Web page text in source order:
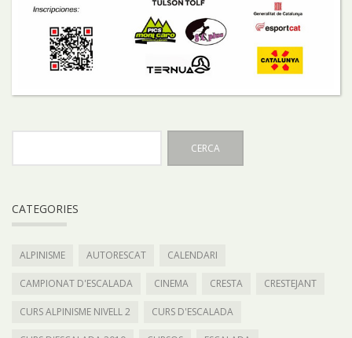
CATEGORIES
ALPINISME AUTORESCAT CALENDARI
CAMPIONAT D'ESCALADA CINEMA CRESTA CRESTEJANT
CURS ALPINISME NIVELL 2 CURS D'ESCALADA